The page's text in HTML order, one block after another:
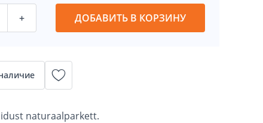
+ ДОБАВИТЬ В КОРЗИНУ
naturaalparkett.